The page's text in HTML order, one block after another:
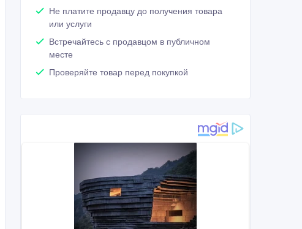
Не платите продавцу до получения товара
или услуги
Встречайтесь с продавцом в публичном
месте
Проверяйте товар перед покупкой